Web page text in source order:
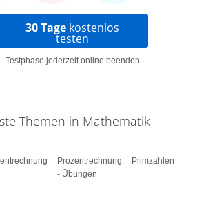
30 Tage kostenlos
testen
Testphase jederzeit online beenden
Themen in Mathematik
Prozentrechnung
- Übungen
Primzahlen